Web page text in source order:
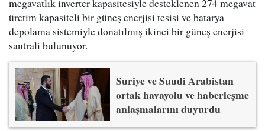
megavatlık inverter kapasitesiyle desteklenen 274 megavat
üretim kapasiteli bir güneş enerjisi tesisi ve batarya
depolama sistemiyle donatılmış ikinci bir güneş enerjisi
santrali bulunuyor.
Suriye ve Suudi Arabistan
ortak havayolu ve haberleşme
anlaşmalarını duyurdu